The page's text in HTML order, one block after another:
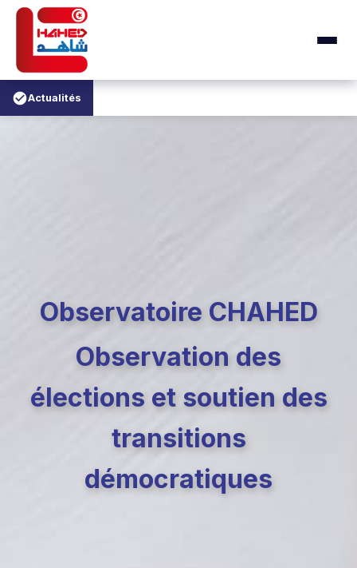
Actualités
Observatoire CHAHED
Observation des
élections et soutien des
transitions
démocratiques